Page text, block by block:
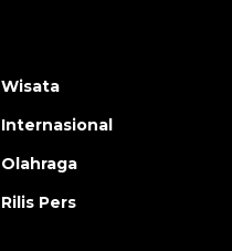
Wisata
Internasional
Olahraga
Rilis Pers